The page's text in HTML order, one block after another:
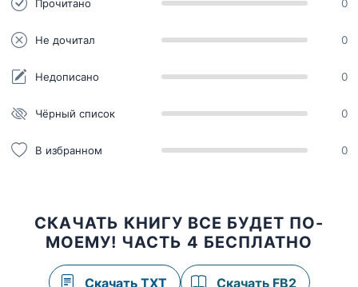
Прочитано 0
Не дочитал 0
Недописано 0
Чёрный список 0
В избранном 0
СКАЧАТЬ КНИГУ ВСЕ БУДЕТ ПО-
МОЕМУ! ЧАСТЬ 4 БЕСПЛАТНО
Скачать TXT Скачать FB2